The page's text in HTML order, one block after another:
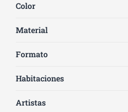
Color
Material
Formato
Habitaciones
Artistas